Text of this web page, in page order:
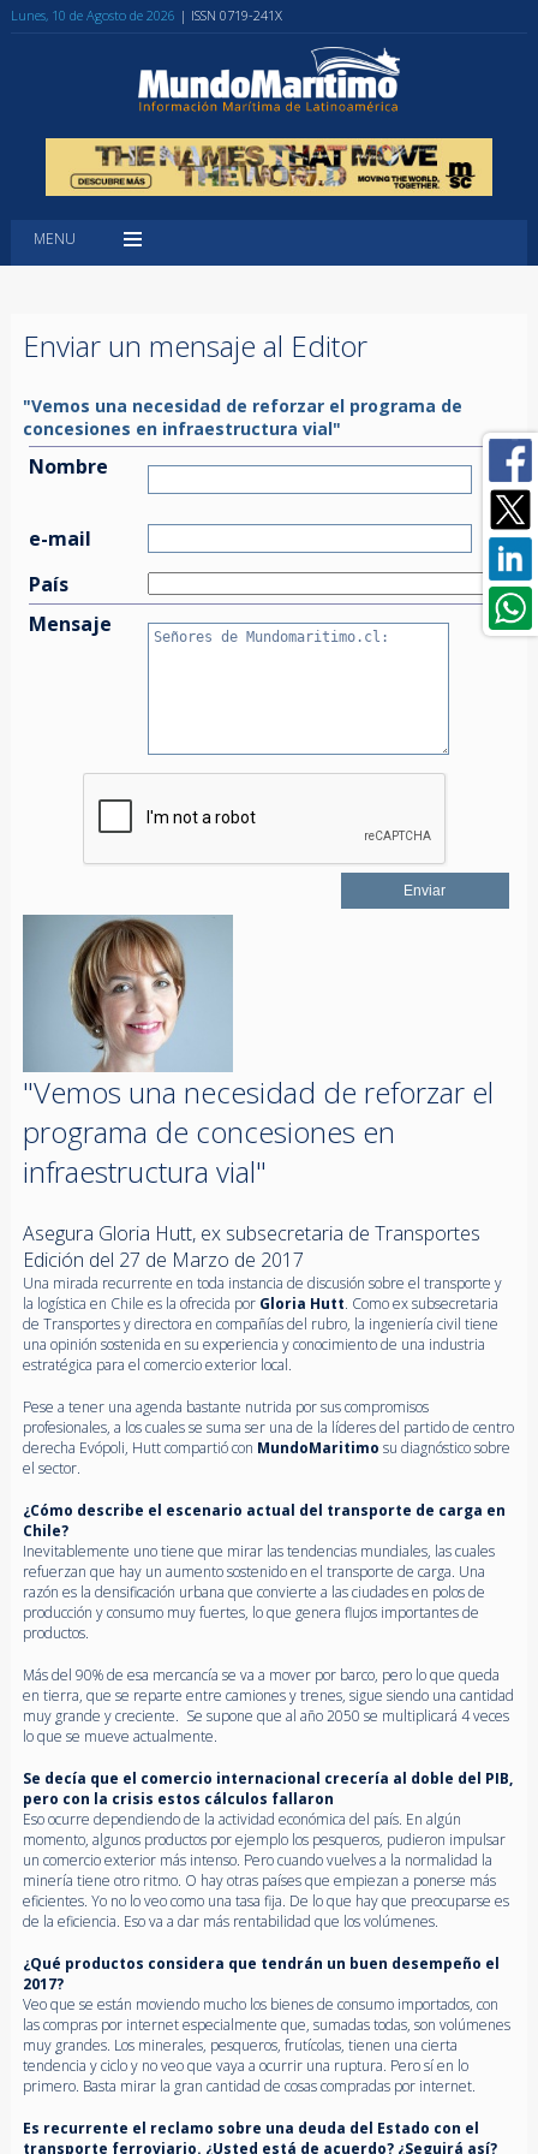
Lunes, 10 de Agosto de 2026 | ISSN 0719-241X
MENU
Enviar un mensaje al Editor
"Vemos una necesidad de reforzar el programa de
concesiones en infraestructura vial"
Nombre
e-mail
País
Mensaje
"Vemos una necesidad de reforzar el
programa de concesiones en
infraestructura vial"
Asegura Gloria Hutt, ex subsecretaria de Transportes
Edición del 27 de Marzo de 2017
Una mirada recurrente en toda instancia de discusión sobre el transporte y
la logística en Chile es la ofrecida por Gloria Hutt. Como ex subsecretaria
de Transportes y directora en compañías del rubro, la ingeniería civil tiene
una opinión sostenida en su experiencia y conocimiento de una industria
estratégica para el comercio exterior local.
Pese a tener una agenda bastante nutrida por sus compromisos
profesionales, a los cuales se suma ser una de la líderes del partido de centro
derecha Evópoli, Hutt compartió con MundoMaritimo su diagnóstico sobre
el sector.
¿Cómo describe el escenario actual del transporte de carga en
Chile?
Inevitablemente uno tiene que mirar las tendencias mundiales, las cuales
refuerzan que hay un aumento sostenido en el transporte de carga. Una
razón es la densificación urbana que convierte a las ciudades en polos de
producción y consumo muy fuertes, lo que genera flujos importantes de
productos.
Más del 90% de esa mercancía se va a mover por barco, pero lo que queda
en tierra, que se reparte entre camiones y trenes, sigue siendo una cantidad
muy grande y creciente. Se supone que al año 2050 se multiplicará 4 veces
lo que se mueve actualmente.
Se decía que el comercio internacional crecería al doble del PIB,
pero con la crisis estos cálculos fallaron
Eso ocurre dependiendo de la actividad económica del país. En algún
momento, algunos productos por ejemplo los pesqueros, pudieron impulsar
un comercio exterior más intenso. Pero cuando vuelves a la normalidad la
minería tiene otro ritmo. O hay otras países que empiezan a ponerse más
eficientes. Yo no lo veo como una tasa fija. De lo que hay que preocuparse es
de la eficiencia. Eso va a dar más rentabilidad que los volúmenes.
¿Qué productos considera que tendrán un buen desempeño el
2017?
Veo que se están moviendo mucho los bienes de consumo importados, con
las compras por internet especialmente que, sumadas todas, son volúmenes
muy grandes. Los minerales, pesqueros, frutícolas, tienen una cierta
tendencia y ciclo y no veo que vaya a ocurrir una ruptura. Pero sí en lo
primero. Basta mirar la gran cantidad de cosas compradas por internet.
Es recurrente el reclamo sobre una deuda del Estado con el
transporte ferroviario. ¿Usted está de acuerdo? ¿Seguirá así?